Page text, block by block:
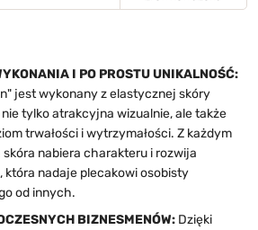
I PO PROSTU UNIKALNOŚĆ:
jest wykonany z elastycznej skóry
tylko atrakcyjna wizualnie, ale także
trwałości i wytrzymałości. Z każdym
nabiera charakteru i rozwija
która nadaje plecakowi osobisty
od innych.
BIZNESMENÓW: Dzięki